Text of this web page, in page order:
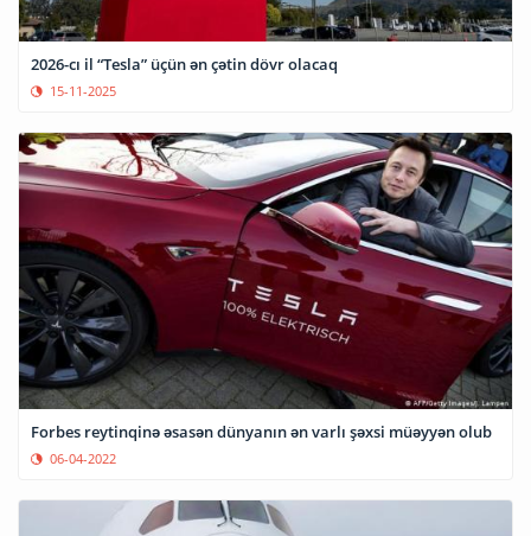
2026-cı il “Tesla” üçün ən çətin dövr olacaq
15-11-2025
Forbes reytinqinə əsasən dünyanın ən varlı şəxsi müəyyən olub
06-04-2022